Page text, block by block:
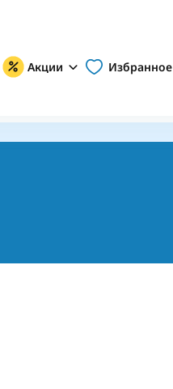
Акции Избранное